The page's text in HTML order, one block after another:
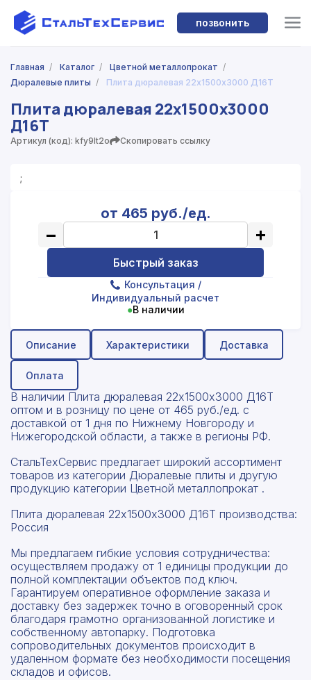
позвонить
Главная / Каталог / Цветной металлопрокат /
Дюралевые плиты / Плита дюралевая 22х1500х3000 Д16Т
Плита дюралевая 22х1500х3000
Д16Т
Артикул (код): kfy9lt2o Скопировать ссылку
;
от 465 руб./ед.
− +
Быстрый заказ
Консультация /
Индивидуальный расчет
●В наличии
Описание Характеристики Доставка
Оплата
В наличии Плита дюралевая 22х1500х3000 Д16Т
оптом и в розницу по цене от 465 руб./ед. с
доставкой от 1 дня по Нижнему Новгороду и
Нижегородской области, а также в регионы РФ.
СтальТехСервис предлагает широкий ассортимент
товаров из категории Дюралевые плиты и другую
продукцию категории Цветной металлопрокат .
Плита дюралевая 22х1500х3000 Д16Т производства:
Россия
Мы предлагаем гибкие условия сотрудничества:
осуществляем продажу от 1 единицы продукции до
полной комплектации объектов под ключ.
Гарантируем оперативное оформление заказа и
доставку без задержек точно в оговоренный срок
благодаря грамотно организованной логистике и
собственному автопарку. Подготовка
сопроводительных документов происходит в
удаленном формате без необходимости посещения
складов и офисов.